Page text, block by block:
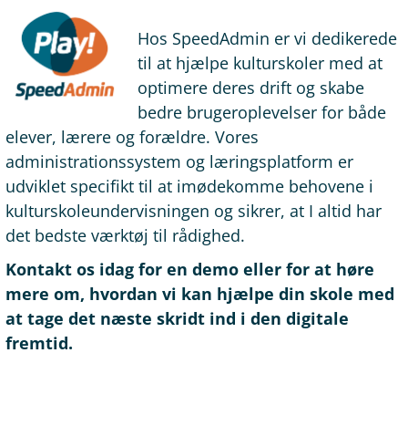
Hos SpeedAdmin er vi dedikerede
til at hjælpe kulturskoler med at
optimere deres drift og skabe
bedre brugeroplevelser for både
elever, lærere og forældre. Vores
administrationssystem og læringsplatform er
udviklet specifikt til at imødekomme behovene i
kulturskoleundervisningen og sikrer, at I altid har
det bedste værktøj til rådighed.
Kontakt os idag for en demo eller for at høre
mere om, hvordan vi kan hjælpe din skole med
at tage det næste skridt ind i den digitale
fremtid.